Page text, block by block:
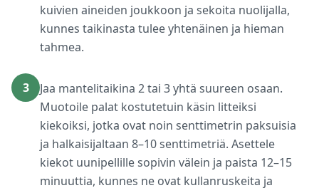
kuivien aineiden joukkoon ja sekoita nuolijalla,
kunnes taikinasta tulee yhtenäinen ja hieman
tahmea.
3
Jaa mantelitaikina 2 tai 3 yhtä suureen osaan.
Muotoile palat kostutetuin käsin litteiksi
kiekoiksi, jotka ovat noin senttimetrin paksuisia
ja halkaisijaltaan 8–10 senttimetriä. Asettele
kiekot uunipellille sopivin välein ja paista 12–15
minuuttia, kunnes ne ovat kullanruskeita ja